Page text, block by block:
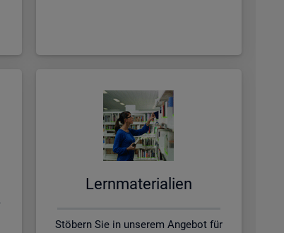
Lern­ma­te­ria­li­en
Stöbern Sie in unserem Angebot für